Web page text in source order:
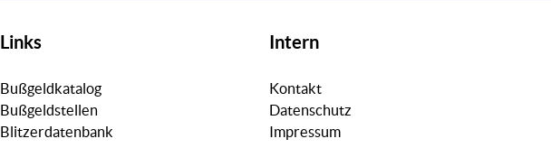
Links
Bußgeldkatalog
Bußgeldstellen
Blitzerdatenbank
Intern
Kontakt
Datenschutz
Impressum